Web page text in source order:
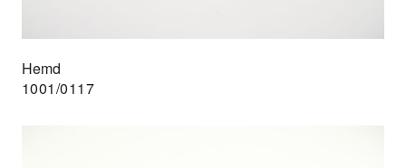
Hemd
1001/0117